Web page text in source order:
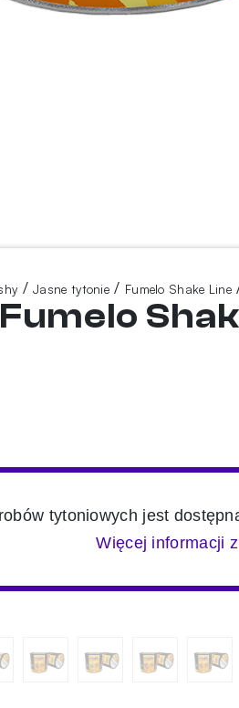
/Jasne tytonie / Fumelo Shake Line
tytoniowych jest
Więcej informacji